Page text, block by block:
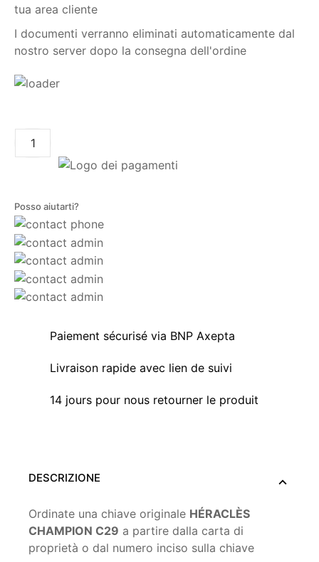
tua area cliente
I documenti verranno eliminati automaticamente dal
nostro server dopo la consegna dell'ordine
Posso aiutarti?
Paiement sécurisé via BNP Axepta
Livraison rapide avec lien de suivi
14 jours pour nous retourner le produit
DESCRIZIONE
Ordinate una chiave originale HÉRACLÈS
CHAMPION C29 a partire dalla carta di
proprietà o dal numero inciso sulla chiave